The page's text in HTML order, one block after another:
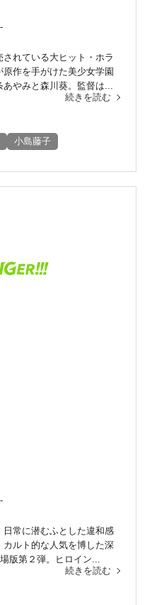
-
れている大ヒット・ホラ
作を手がけた美少女学園
やみと森川葵。監督は...
続きを読む
小島藤子
-
常に潜むふとした違和感
ルト的な人気を博した深
版第２弾。ヒロイン...
続きを読む